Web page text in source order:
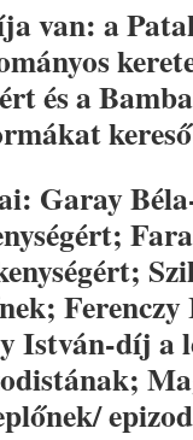
van: a
és a
Garay
István-díj a